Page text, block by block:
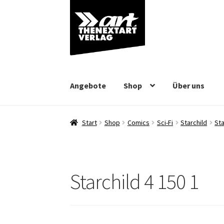
Zur
Navigation
springen
Zum
Inhalt
springen
Angebote Shop Über uns
Start Shop Comics Sci-Fi Starchild
Starchild 4 150 1